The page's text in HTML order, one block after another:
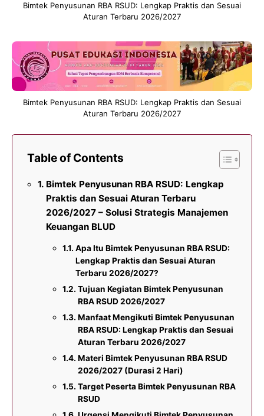
Bimtek Penyusunan RBA RSUD: Lengkap Praktis dan Sesuai
Aturan Terbaru 2026/2027
Bimtek Penyusunan RBA RSUD: Lengkap Praktis dan Sesuai
Aturan Terbaru 2026/2027
Table of Contents
Bimtek Penyusunan RBA RSUD: Lengkap
Praktis dan Sesuai Aturan Terbaru
2026/2027 – Solusi Strategis Manajemen
Keuangan BLUD
Apa Itu Bimtek Penyusunan RBA RSUD:
Lengkap Praktis dan Sesuai Aturan
Terbaru 2026/2027?
Tujuan Kegiatan Bimtek Penyusunan
RBA RSUD 2026/2027
Manfaat Mengikuti Bimtek Penyusunan
RBA RSUD: Lengkap Praktis dan Sesuai
Aturan Terbaru 2026/2027
Materi Bimtek Penyusunan RBA RSUD
2026/2027 (Durasi 2 Hari)
Target Peserta Bimtek Penyusunan RBA
RSUD